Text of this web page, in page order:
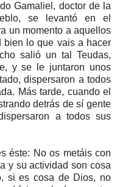
Gamaliel, doctor de la
se levantó en el
un momento a aquellos
bien lo que vais a hacer
salió un tal Teudas,
y se le juntaron unos
dispersaron a todos
Más tarde, cuando el
detrás de sí gente
a todos sus
éste: No os metáis con
y su actividad son cosa
si es cosa de Dios, no